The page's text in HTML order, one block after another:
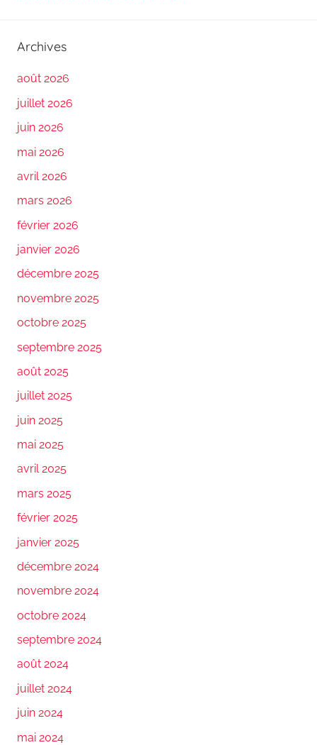
Archives
août 2026
juillet 2026
juin 2026
mai 2026
avril 2026
mars 2026
février 2026
janvier 2026
décembre 2025
novembre 2025
octobre 2025
septembre 2025
août 2025
juillet 2025
juin 2025
mai 2025
avril 2025
mars 2025
février 2025
janvier 2025
décembre 2024
novembre 2024
octobre 2024
septembre 2024
août 2024
juillet 2024
juin 2024
mai 2024